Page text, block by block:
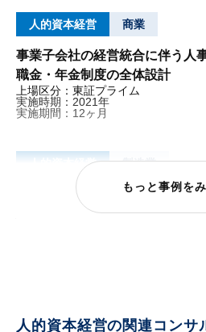
人的資本経営 商業
事業子会社の経営統合に伴う人
職金・年金制度の全体設計
上場区分：東証プライム
実施時期：2021年
実施期間：12ヶ月
人的資本経営 製造業
人的資本経営およびコーポレー
対応した人事施策の整理と開示
もっと事例を
人的資本経営の関連コンサ